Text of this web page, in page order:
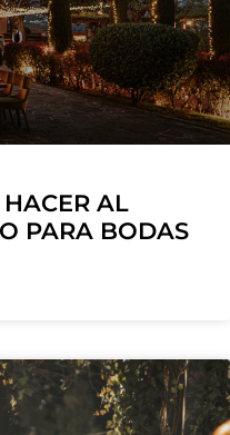
AL
PARA BODAS